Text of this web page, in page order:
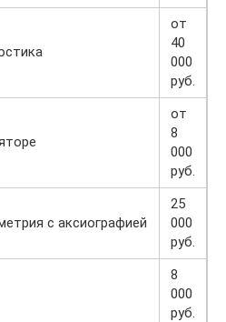
от
40
000
руб.
от
8
000
руб.
с аксиографией
25
000
руб.
8
000
руб.